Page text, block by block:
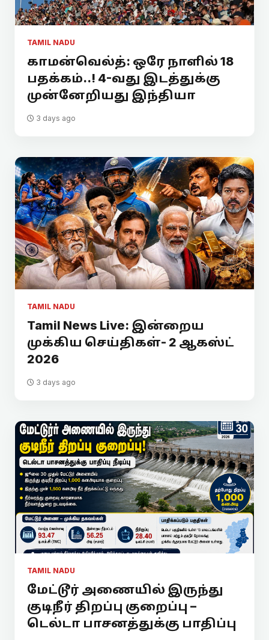
TAMIL NADU
காமன்வெல்த்: ஒரே நாளில் 18
பதக்கம்..! 4-வது இடத்துக்கு
முன்னேறியது இந்தியா
3 days ago
TAMIL NADU
Tamil News Live: இன்றைய
முக்கிய செய்திகள்- 2 ஆகஸ்ட்
2026
3 days ago
TAMIL NADU
மேட்டூர் அணையில் இருந்து
குடிநீர் திறப்பு குறைப்பு –
டெல்டா பாசனத்துக்கு பாதிப்பு